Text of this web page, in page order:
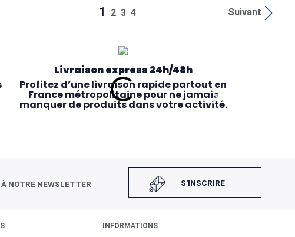
1 2 34 Suivant
Livraison express 24h/48h
Profitez d’une livraison rapide partout en
France métropolitaine pour ne jamais
manquer de produits dans votre activité.
NOTRE NEWSLETTER S'INSCRIRE
INFORMATIONS